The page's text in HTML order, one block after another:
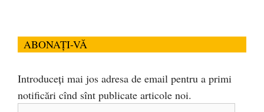
ABONAȚI-VĂ
Introduceți mai jos adresa de email pentru a primi
notificări cînd sînt publicate articole noi.